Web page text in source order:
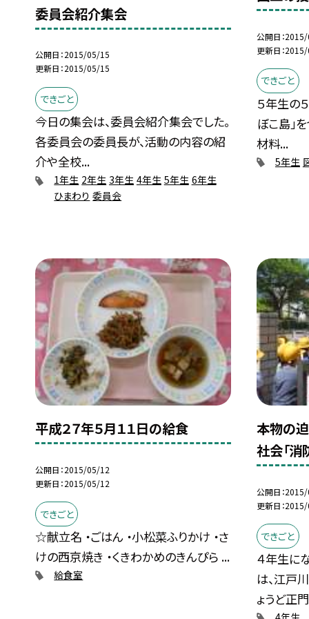
委員会紹介集会
公開日 2015/05/15
更新日 2015/05/15
できごと
今日の集会は、委員会紹介集会でした。
各委員会の委員長が、活動の内容の紹
介や全校...
1年生 2年生 3年生 4年生 5年生 6年生
ひまわり 委員会
公開日
更新日
できごと
５年生の
ぼこ島」
材料...
5年生
平成２７年５月１１日の給食
公開日 2015/05/12
更新日 2015/05/12
できごと
☆献立名 ・ごはん ・小松菜ふりかけ ・さ
けの西京焼き ・くきわかめのきんぴら ...
給食室
本物の
社会「消
公開日
更新日
できごと
４年生に
は、江戸
ょうど正